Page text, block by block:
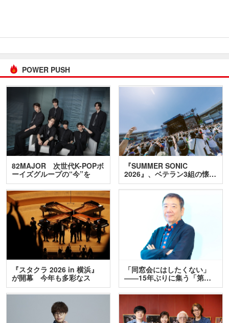
POWER PUSH
82MAJOR 次世代K-POPボ
ーイズグループの“今”を
訊…
『SUMMER SONIC
2026』、ベテラン3組の懐…
『スタクラ 2026 in 横浜』
が開幕 今年も多彩なス
テ…
「同窓会にはしたくない」
――15年ぶりに集う「第…